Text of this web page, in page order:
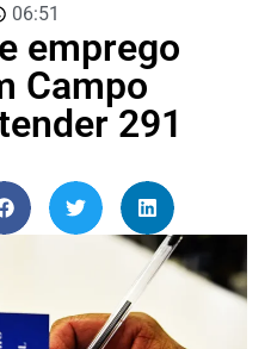
06:51
emprego
Campo
291